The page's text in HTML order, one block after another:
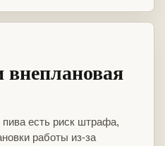
пива есть риск штрафа,
работы из-за